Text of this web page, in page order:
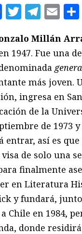
Facebook
Twitter
Millán
1947. Fue una
más joven.
ingresa en
de la
de 1973
entrar, así es
de solo una
finalmente
en Literatura
y fundará,
Chile en 1984,
donde